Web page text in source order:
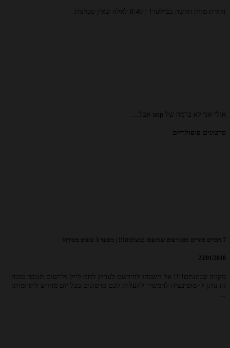
נקודת מוות חדשה בטילטד! ! 0:40 לאלה שאין סבלנות
אולי אני לא ברמה של unp אבל....
סרטונים פופולריים
7 דברים מוזרים ומטורפים שנתפסו במצלמה!!! | מספר 3 פשוט מטורף!
23/01/2018
מקווה שנהנתם!!!! אל תשכחו להירשם לערוץ לתת לייק ולרשום תגובה טובה
זה נותן לי מוטיבציה להמשיך להעלות לכם סרטונים בכל יום מחדש לתרומות:
...